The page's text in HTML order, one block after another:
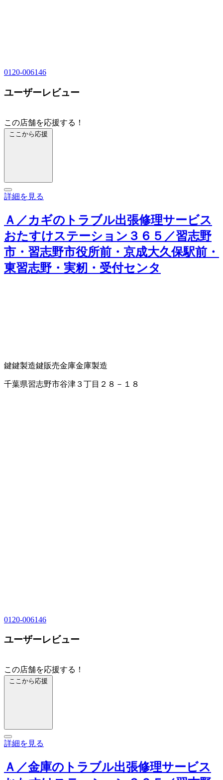
0120-006146
ユーザーレビュー
この店舗を応援する！
ここから応援
詳細を見る
Ａ／カギのトラブル出張修理サービス
おたすけステーション３６５／習志野
市・習志野市役所前・京成大久保駅前・
東習志野・実籾・受付センタ
鍵鍵製造鍵販売金庫金庫製造
千葉県習志野市谷津３丁目２８－１８
0120-006146
ユーザーレビュー
この店舗を応援する！
ここから応援
詳細を見る
Ａ／金庫のトラブル出張修理サービス